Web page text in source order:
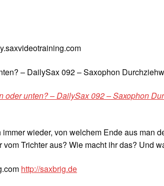
– DailySax 092 – Saxophon
oder unten? – DailySax 092 – Saxophon
wieder, von welchem Ende aus man
Trichter aus? Wie macht ihr das? Und
http://saxbrig.de